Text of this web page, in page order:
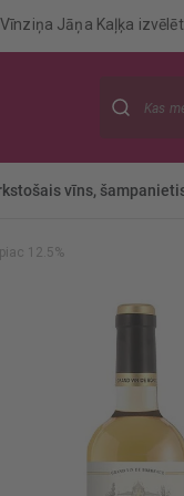
Vīnziņa Jāņa Kaļķa
vīns,
12.5%